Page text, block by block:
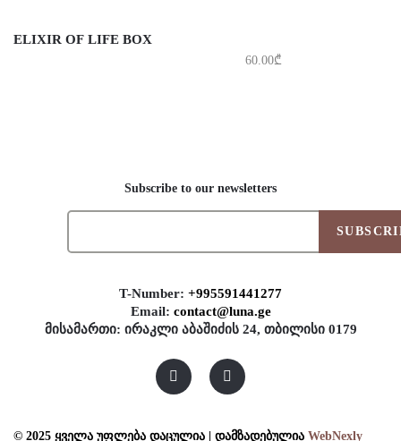
ELIXIR OF LIFE BOX
60.00₾
Subscribe to our newsletters
T-Number: +995591441277
Email: contact@luna.ge
მისამართი: ირაკლი აბაშიძის 24, თბილისი 0179
© 2025 ყველა უფლება დაცულია | დამზადებულია WebNexly